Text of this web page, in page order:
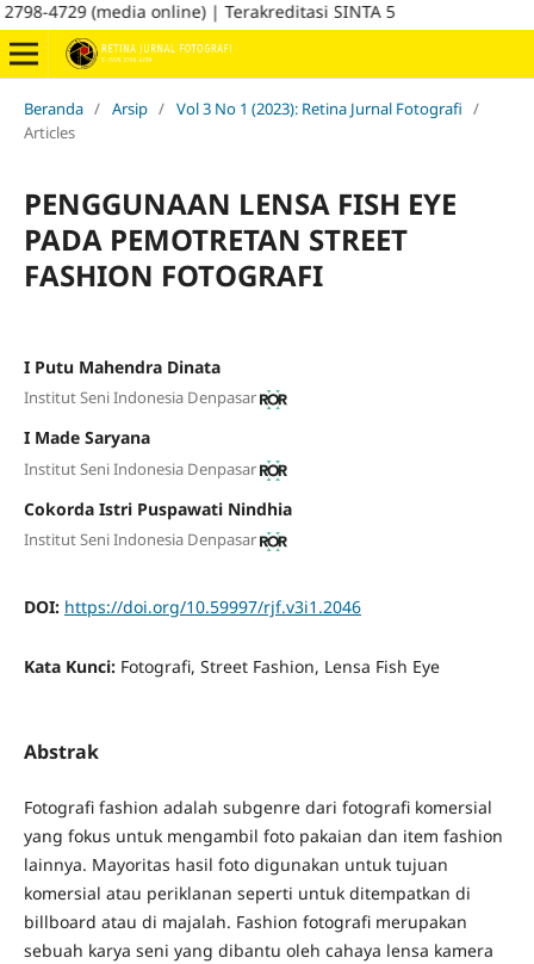
(media online) | Terakreditasi SINTA 5
Beranda / Arsip / Vol 3 No 1 (2023): Retina Jurnal Fotografi /
Articles
PENGGUNAAN LENSA FISH EYE
PADA PEMOTRETAN STREET
FASHION FOTOGRAFI
I Putu Mahendra Dinata
Institut Seni Indonesia Denpasar
I Made Saryana
Institut Seni Indonesia Denpasar
Cokorda Istri Puspawati Nindhia
Institut Seni Indonesia Denpasar
DOI: https://doi.org/10.59997/rjf.v3i1.2046
Kata Kunci: Fotografi, Street Fashion, Lensa Fish Eye
Abstrak
Fotografi fashion adalah subgenre dari fotografi komersial
yang fokus untuk mengambil foto pakaian dan item fashion
lainnya. Mayoritas hasil foto digunakan untuk tujuan
komersial atau periklanan seperti untuk ditempatkan di
billboard atau di majalah. Fashion fotografi merupakan
sebuah karya seni yang dibantu oleh cahaya lensa kamera